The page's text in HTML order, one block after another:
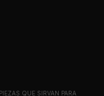
QUE SIRVAN PARA